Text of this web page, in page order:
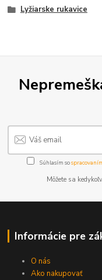
Lyžiarske rukavice
Súhlasím so
Môžete sa
Informácie pre
O nás
Ako nakupovať